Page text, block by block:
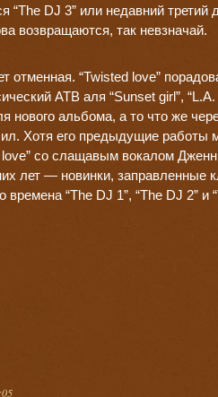
DJ 3” или недавний третий
возвращаются, так невзначай.
“Twisted love”
АТВ аля “Sunset girl”, “L.A.
нового альбома, а то что же
Хотя его предыдущие работы
love” со слащавым вокалом
лет — новинки, заправленные
“The DJ 1”, “The DJ 2” и